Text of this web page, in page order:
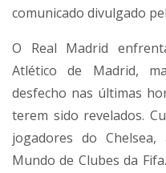
comunicado divulgado
O Real Madrid
Atlético de Madrid,
desfecho nas últimas
terem sido revelados.
jogadores do
Mundo de Clubes da